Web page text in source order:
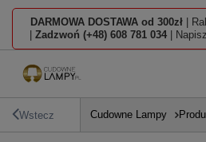
DARMOWA DOSTAWA od 300zł |
Zadzwoń (+48) 608 781 034 |
Wstecz Cudowne Lampy